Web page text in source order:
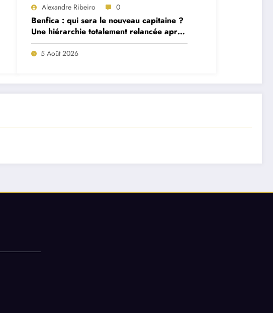
Alexandre Ribeiro 0
Benfica : qui sera le nouveau capitaine ?
Une hiérarchie totalement relancée après
deux départs majeurs
5 Août 2026